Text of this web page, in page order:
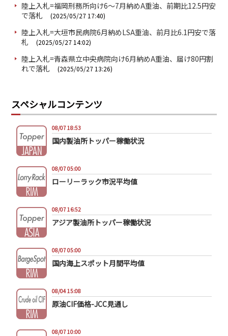
陸上入札=福岡刑務所向け6～7月納めA重油、前期比12.5円安
で落札
(2025/05/27 17:40)
陸上入札=大垣市民病院6月納めLSA重油、前月比6.1円安で落
札
(2025/05/27 14:02)
陸上入札=青森県立中央病院向け6月納めA重油、届け80円割
れで落札
(2025/05/27 13:26)
スペシャルコンテンツ
08/07 18:53
国内製油所トッパー稼働状況
08/07 05:00
ローリーラック市況平均値
08/07 16:52
アジア製油所トッパー稼働状況
08/07 05:00
国内海上スポット月間平均値
08/04 15:08
原油CIF価格-JCC見通し
08/07 10:00